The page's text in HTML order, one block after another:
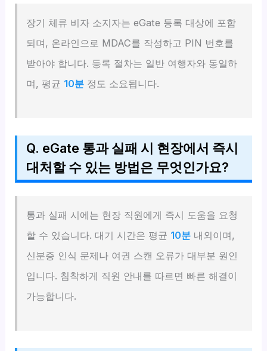
장기 체류 비자 소지자는 eGate 등록 대상에 포함
되며, 온라인으로 MDAC를 작성하고 PIN 번호를
받아야 합니다. 등록 절차는 일반 여행자와 동일하
며, 평균 10분 정도 소요됩니다.
Q. eGate 통과 실패 시 현장에서 즉시
대처할 수 있는 방법은 무엇인가요?
통과 실패 시에는 현장 직원에게 즉시 도움을 요청
할 수 있습니다. 대기 시간은 평균 10분 내외이며,
신분증 인식 문제나 여권 스캔 오류가 대부분 원인
입니다. 침착하게 직원 안내를 따르면 빠른 해결이
가능합니다.